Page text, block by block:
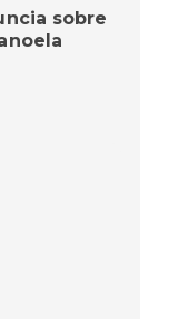
sobre